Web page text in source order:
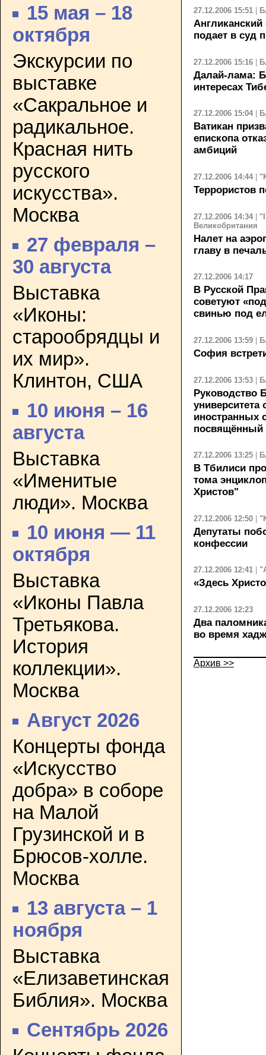
15 мая – 18
октября
Экскурсии по
выставке
«Сакральное и
радикальное.
Красная нить
русского
искусства».
Москва
27 февраля –
30 августа
Выставка
«Иконы:
старообрядцы и
их мир».
Клинтон, США
10 июня – 16
августа
Выставка
«Именитые
люди». Москва
10 июня — 11
октября
Выставка
«Иконы Павла
Третьякова.
История
коллекции».
Москва
Август 2026
Концерты фонда
«Искусство
добра» в соборе
на Малой
Грузинской и в
Брюсов-холле.
Москва
13 августа – 1
ноября
Выставка
«Елизаветинская
Библия». Москва
Сентябрь 2026
27.12.2006 15:51
подает в суд
27.12.2006 15:16 |
Далай-лама:
интересах
27.12.2006 15:04
Ватикан
епископа
амбиций
27.12.2006 14:44
Террористов
27.12.2006 14:34 |
Великобритания
Налет на
главу в
27.12.2006 14:17
В Русской
советуют
свинью под
27.12.2006 13:59
София
27.12.2006 13:53 |
Руководство
университета
иностранных
посвящённый
27.12.2006 13:25
В Тбилиси
тома
Христов"
27.12.2006 12:50
Депутаты
конфессии
27.12.2006 12:41
«Здесь
27.12.2006 12:23
Два
во время
Архив >>